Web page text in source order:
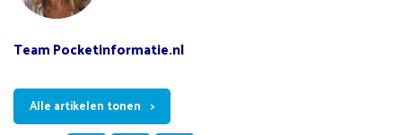
Team Pocketinformatie.nl
Alle artikelen tonen